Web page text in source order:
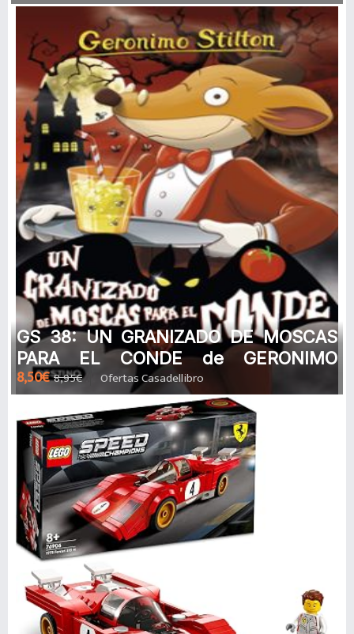
GS 38: UN GRANIZADO DE MOSCAS
PARA EL CONDE de GERONIMO
STILTON
8,50€ 8,95€ Ofertas Casadellibro